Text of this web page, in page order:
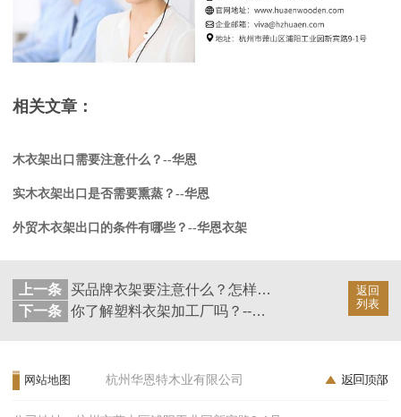
相关文章：
木衣架出口需要注意什么？--华恩
实木衣架出口是否需要熏蒸？--华恩
外贸木衣架出口的条件有哪些？--华恩衣架
返回
列表
上一条
买品牌衣架要注意什么？怎样选购比较好？--华恩
下一条
你了解塑料衣架加工厂吗？--华恩
网站地图 杭州华恩特木业有限公司